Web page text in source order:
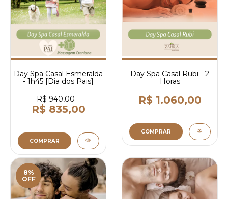
Day Spa Casal Esmeralda
- 1h45 [Dia dos Pais]
R$ 940,00
R$ 835,00
COMPRAR
Day Spa Casal Rubi - 2
Horas
R$ 1.060,00
COMPRAR
8%
OFF